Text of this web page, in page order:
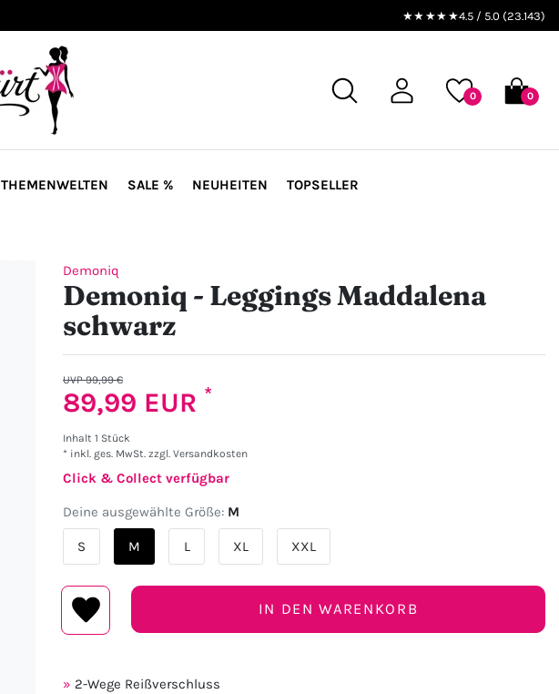
★★★★★4.5 / 5.0 (23.143)
0 0
THEMENWELTEN SALE % NEUHEITEN TOPSELLER
Demoniq
Demoniq - Leggings Maddalena
schwarz
UVP 99,99 €
89,99 EUR *
Inhalt 1 Stück
* inkl. ges. MwSt. zzgl. Versandkosten
Click & Collect verfügbar
Deine ausgewählte Größe: M
S M L XL XXL
IN DEN WARENKORB
2-Wege Reißverschluss